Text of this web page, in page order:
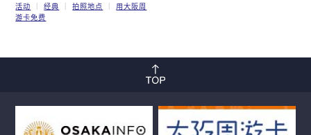
活动 经典 拍照地点
用大阪周
游卡免费